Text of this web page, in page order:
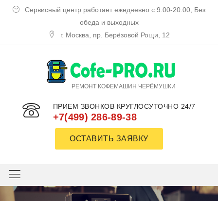
Сервисный центр работает ежедневно с 9:00-20:00, Без
обеда и выходных
г. Москва, пр. Берёзовой Рощи, 12
РЕМОНТ КОФЕМАШИН ЧЕРЁМУШКИ
ПРИЕМ ЗВОНКОВ КРУГЛОСУТОЧНО 24/7
+7(499) 286-89-38
ОСТАВИТЬ ЗАЯВКУ